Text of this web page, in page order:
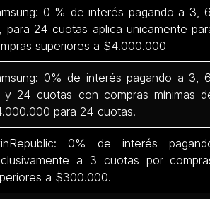
0 % de interés pagando a 3,
para 24 cuotas aplica unicamente
superiores a $4.000.000
0% de interés pagando a 3,
y 24 cuotas con compras mínimas
para 24 cuotas.
0% de interés
a 3 cuotas por
a $300.000.